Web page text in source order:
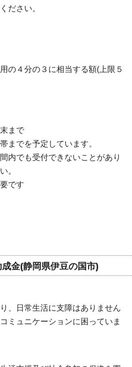
ださい。
の４分の３に相当する額(上限５
まで
までを予定しています。
内でも受付できないことがあり
。
です
金(静岡県伊豆の国市)
、日常生活に支障はありません
ミュニケーションに困っていま